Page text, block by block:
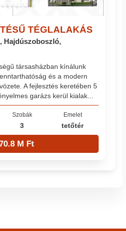
TÉGLALAKÁS
Hajdúszoboszló,
társasházban kínálunk
és a modern
A fejlesztés keretében 5
garázs kerül kialak...
Szobák
3
Emelet
tetőtér
M Ft